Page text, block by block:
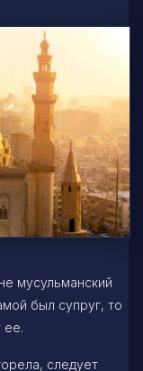
мусульманский
был супруг, то
ее.
следует